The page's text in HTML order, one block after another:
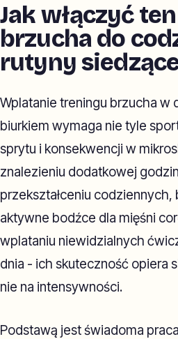
Jak włączyć
brzucha do
rutyny
Wplatanie treningu brzucha w
biurkiem wymaga nie tyle
sprytu i konsekwencji w
znalezieniu dodatkowej
przekształceniu
aktywne bodźce dla mięśni
wplataniu niewidzialnych
dnia - ich skuteczność opiera
nie na intensywności.
Podstawą jest świadoma